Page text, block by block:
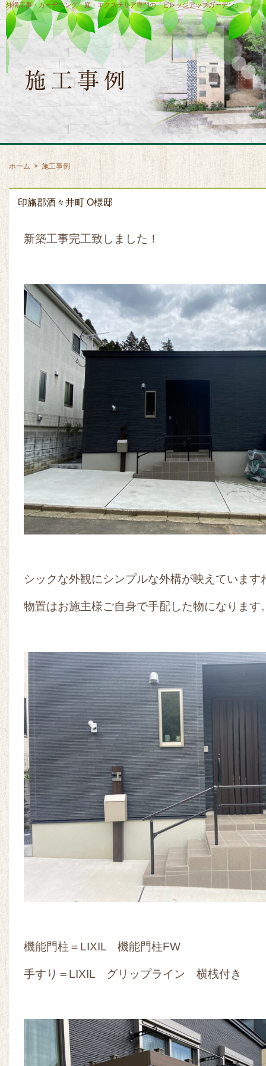
外構工事・ガーデニング・庭・エクステリア専門の「ビレッジアップガーデン」
ホーム > 施工事例
印旛郡酒々井町 O様邸
新築工事完工致しました！
シックな外観にシンプルな外構が映えています
物置はお施主様ご自身で手配した物になります
機能門柱＝LIXIL 機能門柱FW
手すり＝LIXIL グリップライン 横桟付き